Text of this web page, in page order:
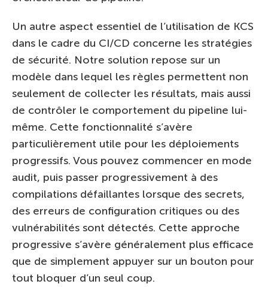
Un autre aspect essentiel de l’utilisation de KCS
dans le cadre du CI/CD concerne les stratégies
de sécurité. Notre solution repose sur un
modèle dans lequel les règles permettent non
seulement de collecter les résultats, mais aussi
de contrôler le comportement du pipeline lui-
même. Cette fonctionnalité s’avère
particulièrement utile pour les déploiements
progressifs. Vous pouvez commencer en mode
audit, puis passer progressivement à des
compilations défaillantes lorsque des secrets,
des erreurs de configuration critiques ou des
vulnérabilités sont détectés. Cette approche
progressive s’avère généralement plus efficace
que de simplement appuyer sur un bouton pour
tout bloquer d’un seul coup.